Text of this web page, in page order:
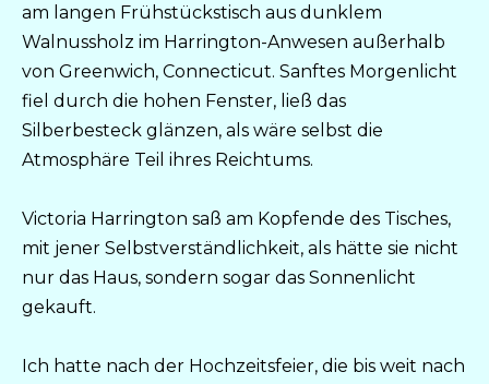
am langen Frühstückstisch aus dunklem
Walnussholz im Harrington-Anwesen außerhalb
von Greenwich, Connecticut. Sanftes Morgenlicht
fiel durch die hohen Fenster, ließ das
Silberbesteck glänzen, als wäre selbst die
Atmosphäre Teil ihres Reichtums.
Victoria Harrington saß am Kopfende des Tisches,
mit jener Selbstverständlichkeit, als hätte sie nicht
nur das Haus, sondern sogar das Sonnenlicht
gekauft.
Ich hatte nach der Hochzeitsfeier, die bis weit nach